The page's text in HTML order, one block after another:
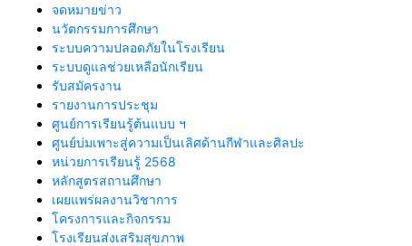
จดหมายข่าว
นวัตกรรมการศึกษา
ระบบความปลอดภัยในโรงเรียน
ระบบดูแลช่วยเหลือนักเรียน
รับสมัครงาน
รายงานการประชุม
ศูนย์การเรียนรู้ต้นแบบ ฯ
ศูนย์บ่มเพาะสู่ความเป็นเลิศด้านกีฬาและศิลปะ
หน่วยการเรียนรู้ 2568
หลักสูตรสถานศึกษา
เผยแพร่ผลงานวิชาการ
โครงการและกิจกรรม
โรงเรียนส่งเสริมสุขภาพ